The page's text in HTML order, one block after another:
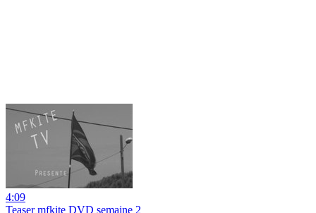
4:09
Teaser mfkite DVD semaine 2